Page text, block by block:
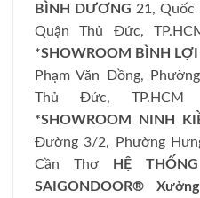
BÌNH DƯƠNG 21, Quốc
Quận Thủ Đức,
*SHOWROOM BÌNH
Phạm Văn Đồng,
Thủ Đức, TP.HCM
*SHOWROOM NINH
Đường 3/2, Phường
Cần Thơ
HỆ
SAIGONDOOR®